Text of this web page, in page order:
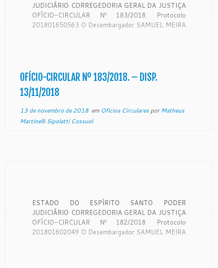
JUDICIÁRIO CORREGEDORIA GERAL DA JUSTIÇA
OFÍCIO-CIRCULAR Nº 183/2018. Protocolo
201801650563 O Desembargador SAMUEL MEIRA
fiscalização, disciplina e orientação administrativa,
[…]
OFÍCIO-CIRCULAR Nº 183/2018. – DISP.
13/11/2018
13 de novembro de 2018em Ofícios CircularesporMatheus
Martinelli Sipolatti Cossuol
ESTADO DO ESPÍRITO SANTO PODER
JUDICIÁRIO CORREGEDORIA GERAL DA JUSTIÇA
OFÍCIO-CIRCULAR Nº 182/2018. Protocolo
201801602049 O Desembargador SAMUEL MEIRA